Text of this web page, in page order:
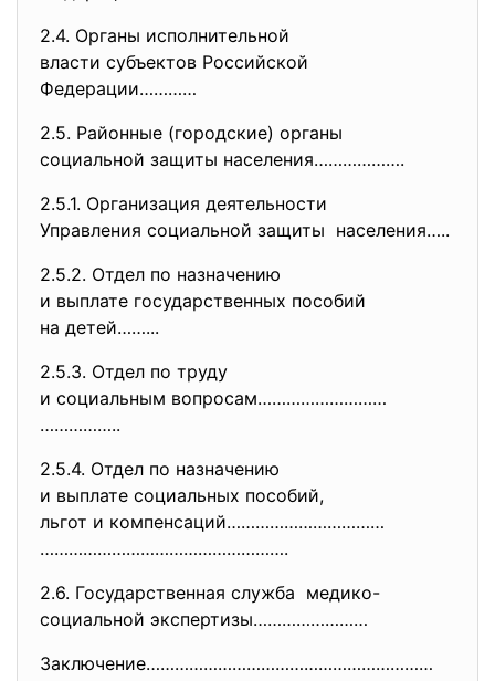
2.4. Органы исполнительной
власти субъектов Российской
Федерации…………
2.5. Районные (городские) органы
социальной защиты населения……………….
2.5.1. Организация деятельности
Управления социальной защиты населения…..
2.5.2. Отдел по назначению
и выплате государственных пособий
на детей……...
2.5.3. Отдел по труду
и социальным вопросам………………………
……………..
2.5.4. Отдел по назначению
и выплате социальных пособий,
льгот и компенсаций……………………………
…………………………………………….
2.6. Государственная служба медико-
социальной экспертизы……………………
Заключение……………………………………………………